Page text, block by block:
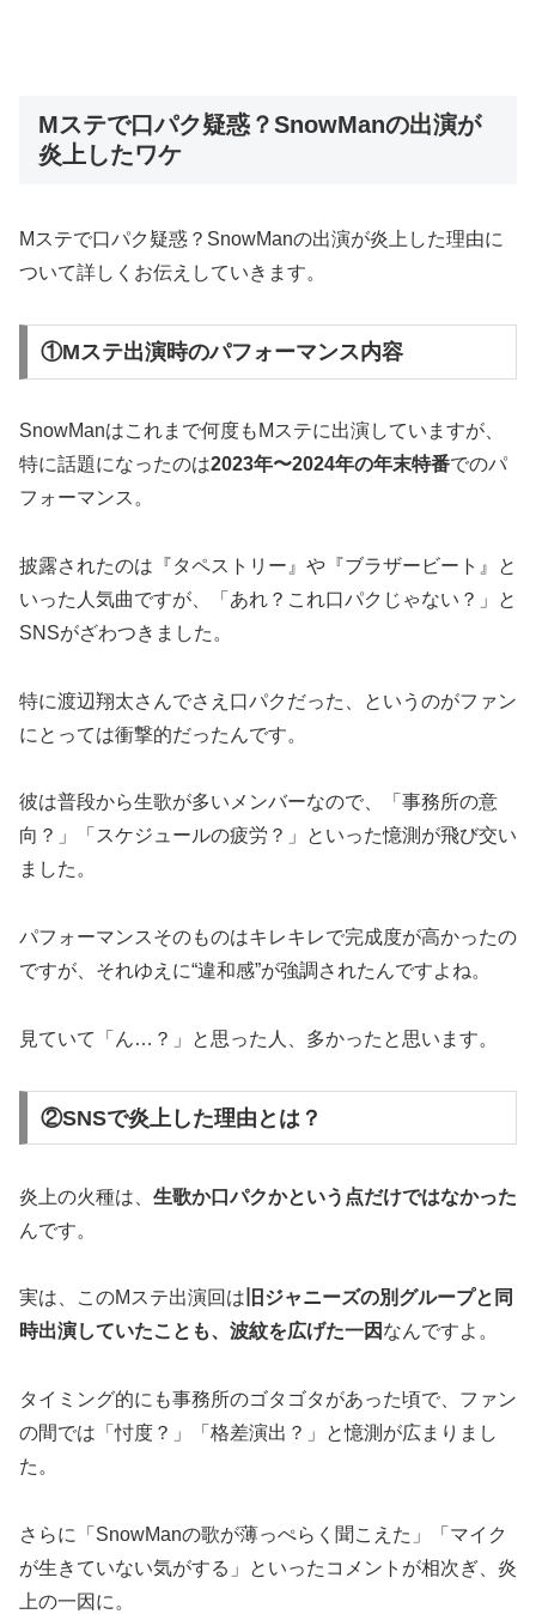
Mステで口パク疑惑？SnowManの出演が
炎上したワケ
Mステで口パク疑惑？SnowManの出演が炎上した理由に
ついて詳しくお伝えしていきます。
①Mステ出演時のパフォーマンス内容
SnowManはこれまで何度もMステに出演していますが、
特に話題になったのは2023年〜2024年の年末特番でのパ
フォーマンス。
披露されたのは『タペストリー』や『ブラザービート』と
いった人気曲ですが、「あれ？これ口パクじゃない？」と
SNSがざわつきました。
特に渡辺翔太さんでさえ口パクだった、というのがファン
にとっては衝撃的だったんです。
彼は普段から生歌が多いメンバーなので、「事務所の意
向？」「スケジュールの疲労？」といった憶測が飛び交い
ました。
パフォーマンスそのものはキレキレで完成度が高かったの
ですが、それゆえに“違和感”が強調されたんですよね。
見ていて「ん…？」と思った人、多かったと思います。
②SNSで炎上した理由とは？
炎上の火種は、 生歌か口パクかという点だけではなかった
んです。
実は、このMステ出演回は 旧ジャニーズの別グループと同
時出演していたことも、波紋を広げた一因 なんですよ。
タイミング的にも事務所のゴタゴタがあった頃で、ファン
の間では「忖度？」「格差演出？」と憶測が広まりまし
た。
さらに「SnowManの歌が薄っぺらく聞こえた」「マイク
が生きていない気がする」といったコメントが相次ぎ、炎
上の一因に。